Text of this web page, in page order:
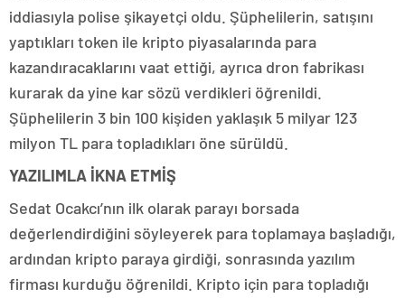
iddiasıyla polise şikayetçi oldu. Şüphelilerin, satışını
yaptıkları token ile kripto piyasalarında para
kazandıracaklarını vaat ettiği, ayrıca dron fabrikası
kurarak da yine kar sözü verdikleri öğrenildi.
Şüphelilerin 3 bin 100 kişiden yaklaşık 5 milyar 123
milyon TL para topladıkları öne sürüldü.
YAZILIMLA İKNA ETMİŞ
Sedat Ocakcı’nın ilk olarak parayı borsada
değerlendirdiğini söyleyerek para toplamaya başladığı,
ardından kripto paraya girdiği, sonrasında yazılım
firması kurduğu öğrenildi. Kripto için para topladığı